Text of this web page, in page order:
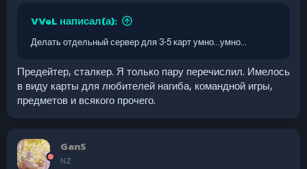
VVeL написал(а):
Делать отдельный сервер для 3-5 карт умно...умно...
Предейтер, сталкер. Я только пару перечислил. Имелось
в виду карты для любителей нагиба, командной игры,
предметов и всякого прочего.
GanS
NZ